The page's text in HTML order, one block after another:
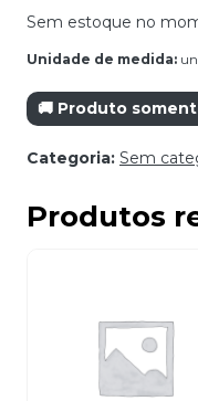
Sem estoque no
Unidade de medida:
🚚 Produto
Categoria: Sem
Produtos